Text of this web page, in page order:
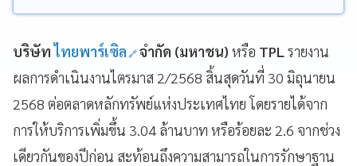
บริษัทไทยพาร์เซิล จำกัด (มหาชน) หรือ TPLรายงาน
ผลการดำเนินงานไตรมาส 2/2568 สิ้นสุดวันที่ 30 มิถุนายน
2568 ต่อตลาดหลักทรัพย์แห่งประเทศไทย โดยรายได้จาก
การให้บริการเพิ่มขึ้น 3.04 ล้านบาท หรือร้อยละ 2.6 จากช่วง
เดียวกันของปีก่อน สะท้อนถึงความสามารถในการรักษาฐาน